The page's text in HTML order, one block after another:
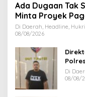
Ada Dugaan Tak
Minta Proyek
Dihentikan
Di Daerah, Headline,
08/08/2026
Di
08/08/